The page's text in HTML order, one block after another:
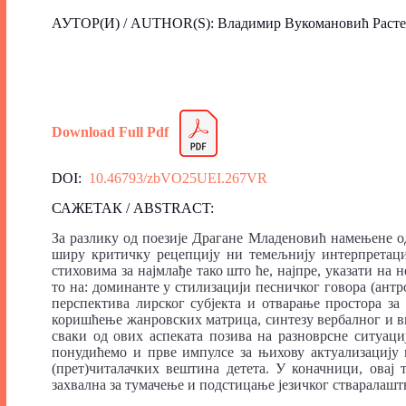
АУТОР(И) / AUTHOR(S): Владимир Вукомановић
Download Full Pdf
DOI: 10.46793/zbVO25UEI.267VR
САЖЕТАК / ABSTRACT:
За разлику од поезије Драгане Младеновић намењене
ширу критичку рецепцију ни темељнију
стиховима за најмлађе тако што ће, најпре, указати
то на: доминанте у стилизацији песничког говора
перспектива лирског субјекта и отварање простора
коришћење жанровских матрица, синтезу вербалног и
сваки од ових аспеката позива на разноврсне
понудићемо и прве импулсе за њихову
(прет)читалачких вештина детета. У коначници, овај
захвална за тумачење и подстицање језичког